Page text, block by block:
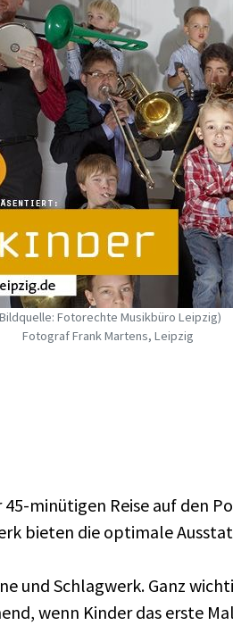
Fotorechte Musikbüro Leipzig)
Fotograf Frank Martens, Leipzig
minütigen Reise auf den
bieten die optimale
und Schlagwerk. Ganz
wenn Kinder das erste